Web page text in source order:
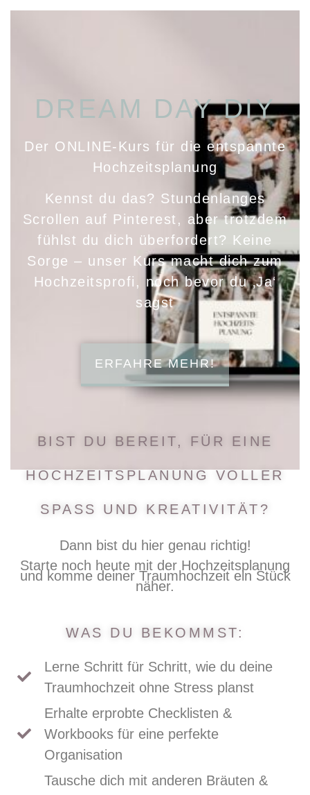
DREAM DAY DIY
Der ONLINE-Kurs für die entspannte
Hochzeitsplanung
Kennst du das? Stundenlanges
Scrollen auf Pinterest, aber trotzdem
fühlst du dich überfordert? Keine
Sorge – unser Kurs macht dich zum
Hochzeitsprofi, noch bevor du ‚Ja‘
sagst
ERFAHRE MEHR!
BIST DU BEREIT, FÜR EINE
HOCHZEITSPLANUNG VOLLER
SPASS UND KREATIVITÄT?
Dann bist du hier genau richtig!
Starte noch heute mit der Hochzeitsplanung
und komme deiner Traumhochzeit ein Stück
näher.
WAS DU BEKOMMST:
Lerne Schritt für Schritt, wie du deine
Traumhochzeit ohne Stress planst
Erhalte erprobte Checklisten &
Workbooks für eine perfekte
Organisation
Tausche dich mit anderen Bräuten &